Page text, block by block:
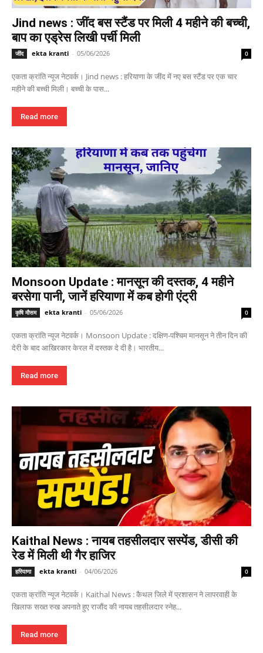
Jind news : जींद बस स्टैंड पर मिली 4 महीने की बच्ची,
बाप का एड्रेस लिखी पर्ची मिली
जींद ekta kranti - 05/06/2026 0
एकता क्रांति न्यूज नेटवर्क। Jind news : हरियाणा के जींद में नए बस स्टैंड पर एक चार
महीने की बच्ची मिली। बच्ची के पास...
Read more
Monsoon Update : मानसून की दस्तक, 4 महीने
बरसेगा पानी, जानें हरियाणा में कब होगी एंट्री
कृषि मौसम ekta kranti - 05/06/2026 0
एकता क्रांति न्यूज नेटवर्क। Monsoon Update : दक्षिण-पश्चिम मानसून ने तीन दिन की
देरी के बाद आखिरकार केरल में दस्तक दे दी है। भारतीय...
Read more
Kaithal News : नायब तहसीलदार सस्पेंड, डीसी की
रेड में मिली थी गैर हाजिर
हरियाणा ekta kranti - 04/06/2026 0
एकता क्रांति न्यूज नेटवर्क। Kaithal News : कैथल जिले में प्रशासन ने लापरवाही के
खिलाफ सख्त रुख अपनाते हुए राजौंद की नायब तहसीलदार स्नेह...
Read more